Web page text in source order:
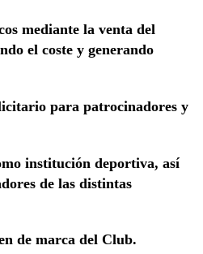
mediante la venta del
el coste y generando
para patrocinadores y
institución deportiva, así
de las distintas
de marca del Club.